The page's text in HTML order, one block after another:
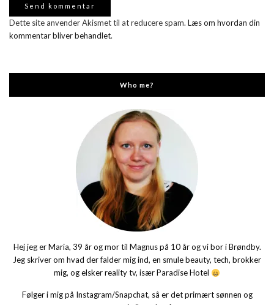
Dette site anvender Akismet til at reducere spam. Læs om hvordan din
kommentar bliver behandlet.
Who me?
Hej jeg er Maria, 39 år og mor til Magnus på 10 år og vi bor i Brøndby.
Jeg skriver om hvad der falder mig ind, en smule beauty, tech, brokker
mig, og elsker reality tv, især Paradise Hotel
Følger i mig på Instagram/Snapchat, så er det primært sønnen og